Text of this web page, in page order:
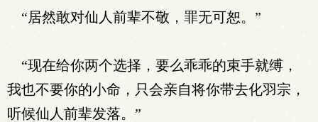
“居然敢对仙人前辈不敬，罪无可恕。”
“现在给你两个选择，要么乖乖的束手就缚，
我也不要你的小命，只会亲自将你带去化羽宗，
听候仙人前辈发落。”